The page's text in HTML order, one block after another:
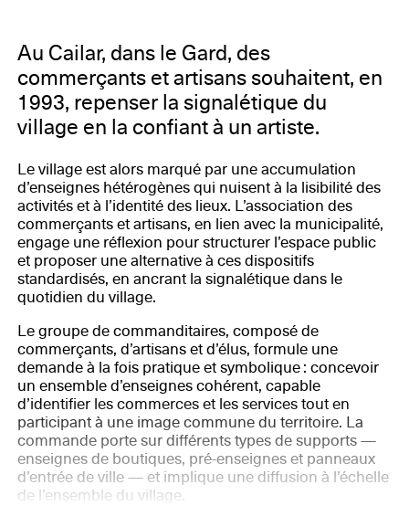
Au Cailar, dans le Gard, des
commerçants et artisans souhaitent, en
1993, repenser la signalétique du
village en la confiant à un artiste.
Le village est alors marqué par une accumulation
d’enseignes hétérogènes qui nuisent à la lisibilité des
activités et à l’identité des lieux. L’association des
commerçants et artisans, en lien avec la municipalité,
engage une réflexion pour structurer l’espace public
et proposer une alternative à ces dispositifs
standardisés, en ancrant la signalétique dans le
quotidien du village.
Le groupe de commanditaires, composé de
commerçants, d’artisans et d’élus, formule une
demande à la fois pratique et symbolique : concevoir
un ensemble d’enseignes cohérent, capable
d’identifier les commerces et les services tout en
participant à une image commune du territoire. La
commande porte sur différents types de supports —
enseignes de boutiques, pré-enseignes et panneaux
d’entrée de ville — et implique une diffusion à l’échelle
de l’ensemble du village.